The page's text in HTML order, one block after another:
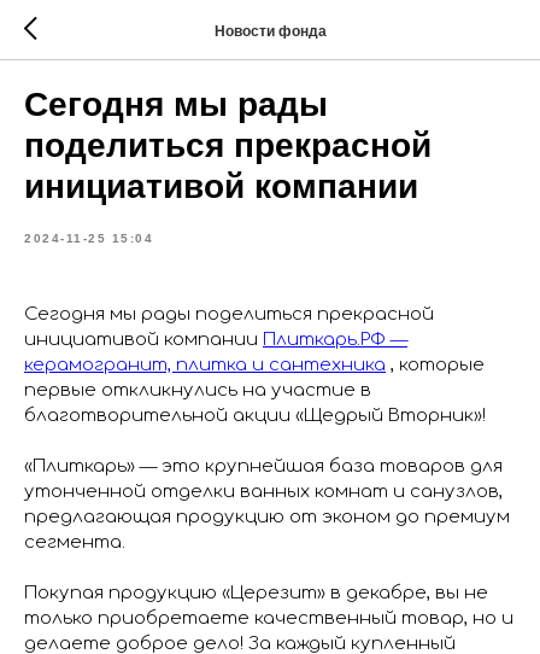
Новости фонда
Сегодня мы рады
поделиться прекрасной
инициативой компании
2024-11-25 15:04
Сегодня мы рады поделиться прекрасной
инициативой компании Плиткарь.РФ —
керамогранит, плитка и сантехника , которые
первые откликнулись на участие в
благотворительной акции «Щедрый Вторник»!
«Плиткарь» — это крупнейшая база товаров для
утонченной отделки ванных комнат и санузлов,
предлагающая продукцию от эконом до премиум
сегмента.
Покупая продукцию «Церезит» в декабре, вы не
только приобретаете качественный товар, но и
делаете доброе дело! За каждый купленный